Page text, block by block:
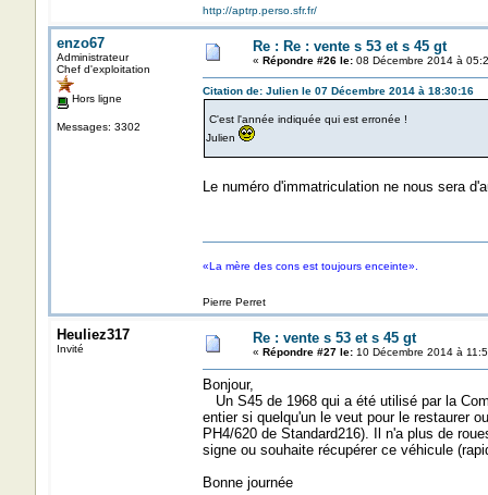
http://aptrp.perso.sfr.fr/
enzo67
Administrateur
Chef d'exploitation
Hors ligne
Messages: 3302
Re : Re : vente s 53 et s 45 gt
« Répondre #26 le:08 Décembre 2014 à
Citation de: Julien le 07 Décembre 2014 à 18:30:16
C'est l'année indiquée qui est erronée !
Julien
Le numéro d'immatriculation ne nous sera
«La mère des cons est toujours enceinte».
Pierre Perret
Heuliez317
Invité
Re : vente s 53 et s 45 gt
« Répondre #27 le:10 Décembre 2014 à
Bonjour,
Un S45 de 1968 qui a été utilisé par la
entier si quelqu'un le veut pour le restaurer
PH4/620 de Standard216). Il n'a plus de
signe ou souhaite récupérer ce véhicule
Bonne journée